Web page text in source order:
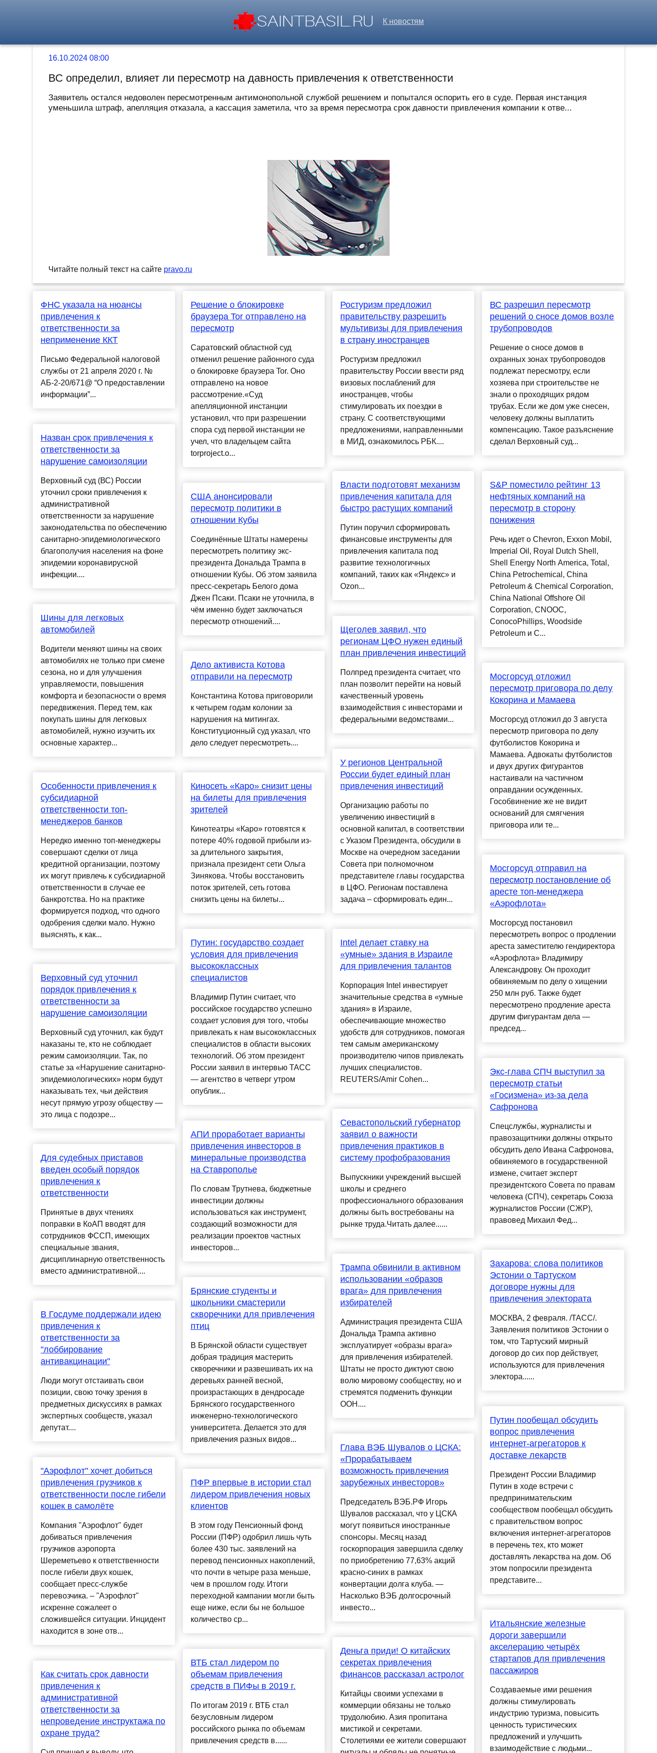
К новостям
16.10.2024 08:00
ВС определил, влияет ли пересмотр на давность привлечения к ответственности
Заявитель остался недоволен пересмотренным антимонопольной службой решением и попытался оспорить его в суде. Первая инстанция
уменьшила штраф, апелляция отказала, а кассация заметила, что за время пересмотра срок давности привлечения компании к отве...
Читайте полный текст на сайте pravo.ru
ФНС указала на нюансы
привлечения к
ответственности за
неприменение ККТ
Письмо Федеральной налоговой
службы от 21 апреля 2020 г. №
АБ-2-20/671@ “О предоставлении
информации”...
Назван срок привлечения к
ответственности за
нарушение самоизоляции
Верховный суд (ВС) России
уточнил сроки привлечения к
административной
ответственности за нарушение
законодательства по обеспечению
санитарно-эпидемиологического
благополучия населения на фоне
эпидемии коронавирусной
инфекции....
Шины для легковых
автомобилей
Водители меняют шины на своих
автомобилях не только при смене
сезона, но и для улучшения
управляемости, повышения
комфорта и безопасности о время
передвижения. Перед тем, как
покупать шины для легковых
автомобилей, нужно изучить их
основные характер...
Особенности привлечения к
субсидиарной
ответственности топ-
менеджеров банков
Нередко именно топ-менеджеры
совершают сделки от лица
кредитной организации, поэтому
их могут привлечь к субсидиарной
ответственности в случае ее
банкротства. Но на практике
формируется подход, что одного
одобрения сделки мало. Нужно
выяснять, к как...
Верховный суд уточнил
порядок привлечения к
ответственности за
нарушение самоизоляции
Верховный суд уточнил, как будут
наказаны те, кто не соблюдает
режим самоизоляции. Так, по
статье за «Нарушение санитарно-
эпидемиологических» норм будут
наказывать тех, чьи действия
несут прямую угрозу обществу —
это лица с подозре...
Для судебных приставов
введен особый порядок
привлечения к
ответственности
Принятые в двух чтениях
поправки в КоАП вводят для
сотрудников ФССП, имеющих
специальные звания,
дисциплинарную ответственность
вместо административной....
В Госдуме поддержали идею
привлечения к
ответственности за
"лоббирование
антивакцинации"
Люди могут отстаивать свои
позиции, свою точку зрения в
предметных дискуссиях в рамках
экспертных сообществ, указал
депутат....
"Аэрофлот" хочет добиться
привлечения грузчиков к
ответственности после гибели
кошек в самолёте
Компания "Аэрофлот" будет
добиваться привлечения
грузчиков аэропорта
Шереметьево к ответственности
после гибели двух кошек,
сообщает пресс-службе
перевозчика. – "Аэрофлот"
искренне сожалеет о
сложившейся ситуации. Инцидент
находится в зоне отв...
Как считать срок давности
привлечения к
административной
ответственности за
непроведение инструктажа по
охране труда?
Решение о блокировке
браузера Tor отправлено на
пересмотр
Саратовский областной суд
отменил решение районного суда
о блокировке браузера Tor. Оно
отправлено на новое
рассмотрение.«Суд
апелляционной инстанции
установил, что при разрешении
спора суд первой инстанции не
учел, что владельцем сайта
torproject.o...
США анонсировали
пересмотр политики в
отношении Кубы
Соединённые Штаты намерены
пересмотреть политику экс-
президента Дональда Трампа в
отношении Кубы. Об этом заявила
пресс-секретарь Белого дома
Джен Псаки. Псаки не уточнила, в
чём именно будет заключаться
пересмотр отношений....
Дело активиста Котова
отправили на пересмотр
Константина Котова приговорили
к четырем годам колонии за
нарушения на митингах.
Конституционный суд указал, что
дело следует пересмотреть....
Киносеть «Каро» снизит цены
на билеты для привлечения
зрителей
Кинотеатры «Каро» готовятся к
потере 40% годовой прибыли из-
за длительного закрытия,
признала президент сети Ольга
Зинякова. Чтобы восстановить
поток зрителей, сеть готова
снизить цены на билеты...
Путин: государство создает
условия для привлечения
высококлассных
специалистов
Владимир Путин считает, что
российское государство успешно
создает условия для того, чтобы
привлекать к нам высококлассных
специалистов в области высоких
технологий. Об этом президент
России заявил в интервью ТАСС
— агентство в четверг утром
опублик...
АПИ проработает варианты
привлечения инвесторов в
минеральные производства
на Ставрополье
По словам Трутнева, бюджетные
инвестиции должны
использоваться как инструмент,
создающий возможности для
реализации проектов частных
инвесторов...
Брянские студенты и
школьники смастерили
скворечники для привлечения
птиц
В Брянской области существует
добрая традиция мастерить
скворечники и развешивать их на
деревьях ранней весной,
произрастающих в дендросаде
Брянского государственного
инженерно-технологического
университета. Делается это для
привлечения разных видов...
ПФР впервые в истории стал
лидером привлечения новых
клиентов
В этом году Пенсионный фонд
России (ПФР) одобрил лишь чуть
более 430 тыс. заявлений на
перевод пенсионных накоплений,
что почти в четыре раза меньше,
чем в прошлом году. Итоги
переходной кампании могли быть
еще ниже, если бы не большое
количество ср...
ВТБ стал лидером по
объемам привлечения
средств в ПИФы в 2019 г.
По итогам 2019 г. ВТБ стал
безусловным лидером
российского рынка по объемам
привлечения средств в......
Ростуризм предложил
правительству разрешить
мультивизы для привлечения
в страну иностранцев
Ростуризм предложил
правительству России ввести ряд
визовых послаблений для
иностранцев, чтобы
стимулировать их поездки в
страну. С соответствующими
предложениями, направленными
в МИД, ознакомилось РБК....
Власти подготовят механизм
привлечения капитала для
быстро растущих компаний
Путин поручил сформировать
финансовые инструменты для
привлечения капитала под
развитие технологичных
компаний, таких как «Яндекс» и
Ozon...
Щеголев заявил, что
регионам ЦФО нужен единый
план привлечения инвестиций
Полпред президента считает, что
план позволит перейти на новый
качественный уровень
взаимодействия с инвесторами и
федеральными ведомствами...
У регионов Центральной
России будет единый план
привлечения инвестиций
Организацию работы по
увеличению инвестиций в
основной капитал, в соответствии
с Указом Президента, обсудили в
Москве на очередном заседании
Совета при полномочном
представителе главы государства
в ЦФО. Регионам поставлена
задача – сформировать един...
Intel делает ставку на
«умные» здания в Израиле
для привлечения талантов
Корпорация Intel инвестирует
значительные средства в «умные
здания» в Израиле,
обеспечивающие множество
удобств для сотрудников, помогая
тем самым американскому
производителю чипов привлекать
лучших специалистов.
REUTERS/Amir Cohen...
Севастопольский губернатор
заявил о важности
привлечения практиков в
систему профобразования
Выпускники учреждений высшей
школы и среднего
профессионального образования
должны быть востребованы на
рынке труда.Читать далее......
Трампа обвинили в активном
использовании «образов
врага» для привлечения
избирателей
Администрация президента США
Дональда Трампа активно
эксплуатирует «образы врага»
для привлечения избирателей.
Штаты не просто диктуют свою
волю мировому сообществу, но и
стремятся подменить функции
ООН....
Глава ВЭБ Шувалов о ЦСКА:
«Прорабатываем
возможность привлечения
зарубежных инвесторов»
Председатель ВЭБ.РФ Игорь
Шувалов рассказал, что у ЦСКА
могут появиться иностранные
спонсоры. Месяц назад
госкорпорация завершила сделку
по приобретению 77,63% акций
красно-синих в рамках
конвертации долга клуба. —
Насколько ВЭБ долгосрочный
инвесто...
Деньга приди! О китайских
секретах привлечения
финансов рассказал астролог
Китайцы своими успехами в
коммерции обязаны не только
трудолюбию. Азия пропитана
мистикой и секретами.
Столетиями ее жители совершают
ВС разрешил пересмотр
решений о сносе домов возле
трубопроводов
Решение о сносе домов в
охранных зонах трубопроводов
подлежат пересмотру, если
хозяева при строительстве не
знали о проходящих рядом
трубах. Если же дом уже снесен,
человеку должны выплатить
компенсацию. Такое разъяснение
сделал Верховный суд...
S&P поместило рейтинг 13
нефтяных компаний на
пересмотр в сторону
понижения
Речь идет о Chevron, Exxon Mobil,
Imperial Oil, Royal Dutch Shell,
Shell Energy North America, Total,
China Petrochemical, China
Petroleum & Chemical Corporation,
China National Offshore Oil
Corporation, CNOOC,
ConocoPhillips, Woodside
Petroleum и C...
Мосгорсуд отложил
пересмотр приговора по делу
Кокорина и Мамаева
Мосгорсуд отложил до 3 августа
пересмотр приговора по делу
футболистов Кокорина и
Мамаева. Адвокаты футболистов
и двух других фигурантов
настаивали на частичном
оправдании осужденных.
Гособвинение же не видит
оснований для смягчения
приговора или те...
Мосгорсуд отправил на
пересмотр постановление об
аресте топ-менеджера
«Аэрофлота»
Мосгорсуд постановил
пересмотреть вопрос о продлении
ареста заместителю гендиректора
«Аэрофлота» Владимиру
Александрову. Он проходит
обвиняемым по делу о хищении
250 млн руб. Также будет
пересмотрено продление ареста
другим фигурантам дела —
председ...
Экс-глава СПЧ выступил за
пересмотр статьи
«Госизмена» из-за дела
Сафронова
Спецслужбы, журналисты и
правозащитники должны открыто
обсудить дело Ивана Сафронова,
обвиняемого в государственной
измене, считает эксперт
президентского Совета по правам
человека (СПЧ), секретарь Союза
журналистов России (СЖР),
правовед Михаил Фед...
Захарова: слова политиков
Эстонии о Тартуском
договоре нужны для
привлечения электората
МОСКВА, 2 февраля. /ТАСС/.
Заявления политиков Эстонии о
том, что Тартуский мирный
договор до сих пор действует,
используются для привлечения
электора......
Путин пообещал обсудить
вопрос привлечения
интернет-агрегаторов к
доставке лекарств
Президент России Владимир
Путин в ходе встречи с
предпринимательским
сообществом пообещал обсудить
с правительством вопрос
включения интернет-агрегаторов
в перечень тех, кто может
доставлять лекарства на дом. Об
этом попросили президента
представите...
Итальянские железные
дороги завершили
акселерацию четырёх
стартапов для привлечения
пассажиров
Создаваемые ими решения
должны стимулировать
индустрию туризма, повысить
ценность туристических
предложений и улучшить
взаимодействие с людьми...